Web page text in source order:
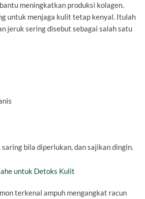
meningkatkan produksi kolagen.
untuk menjaga kulit tetap kenyal. Itulah
jeruk sering disebut sebagai salah satu
saring bila diperlukan, dan sajikan dingin.
untuk Detoks Kulit
terkenal ampuh mengangkat racun